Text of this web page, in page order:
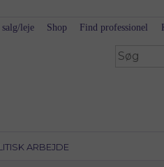
ARBEJDE
leje Shop Find professionel